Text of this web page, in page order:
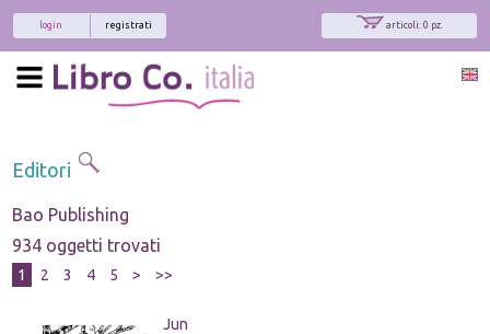
articoli: 0 pz.
registrati
login
Editori
Bao Publishing
934 oggetti trovati
1 2 3 4 5 > >>
Jun